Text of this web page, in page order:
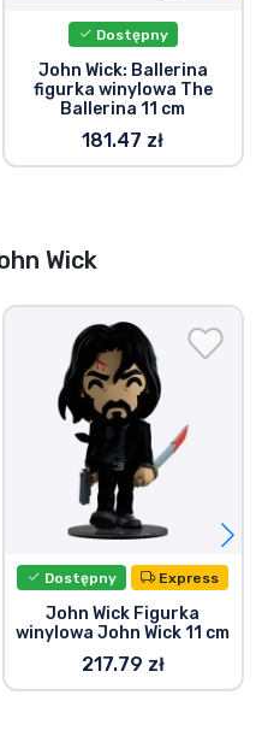
Dostępny
John Wick: Ballerina
figurka winylowa The
Ballerina 11 cm
181.47 zł
Wick
Dostępny Express
John Wick Figurka
winylowa John Wick 11 cm
217.79 zł